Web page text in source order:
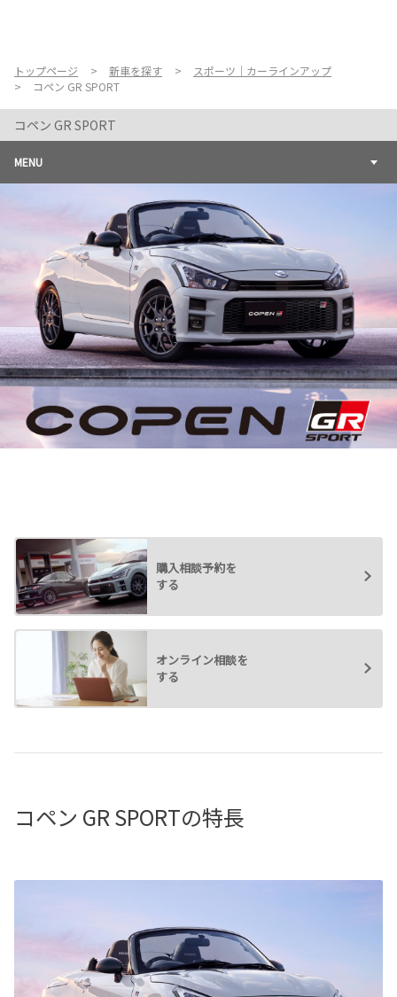
新車を探す
中古車を探す
新車購入ガイド
お得情報
地域応援活動
企業情報
採用情報
法人のお客様
各種予約
事故・故障受付センター
トップページ 新車を探す
スポーツ｜カーラインアップ
コペン GR SPORT
コペン GR SPORT
MENU
購入相談予約を
する
オンライン相談を
する
コペン GR SPORTの特長